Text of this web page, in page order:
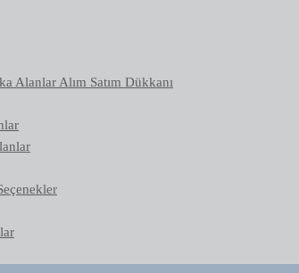
Alanlar Alım Satım Dükkanı